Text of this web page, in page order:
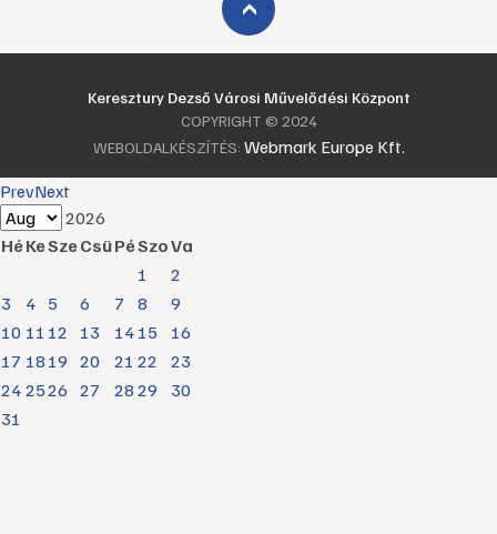
›
Keresztury Dezső Városi Művelődési Központ
COPYRIGHT © 2024
WEBOLDALKÉSZÍTÉS: Webmark Europe Kft.
PrevNext
2026
HéKeSzeCsüPéSzoVa
1
2
3
4 5 6 7 8
9
10 11 12 13 14 15
16
17 18 19 20 21 22
23
24 2526 27 28 29
30
31